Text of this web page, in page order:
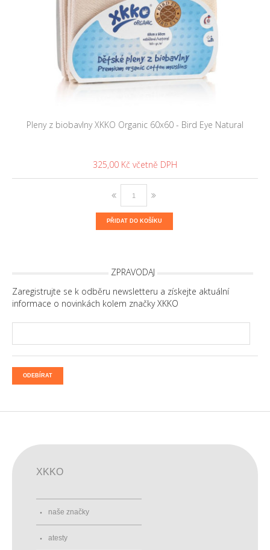
Pleny z biobavlny XKKO Organic 60x60 - Bird Eye Natural
325,00 Kč
PŘIDAT DO KOŠÍKU
ZPRAVODAJ
Zaregistrujte se k odběru newsletteru a získejte aktuální
informace o novinkách kolem značky XKKO
ODEBÍRAT
XKKO
naše značky
atesty